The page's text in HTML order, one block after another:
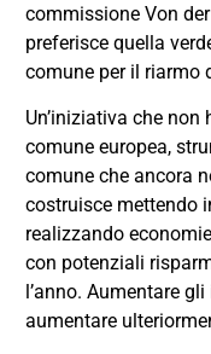
commissione Von
preferisce quella
comune per il riarmo
Un’iniziativa che
comune europea,
comune che ancora
costruisce mettendo
realizzando
con potenziali
l’anno. Aumentare
aumentare